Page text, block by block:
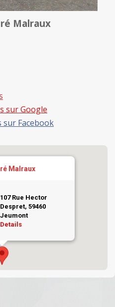
Malraux
sur Google
Facebook
Malraux
107 Rue Hector
Despret, 59460
Jeumont
Details